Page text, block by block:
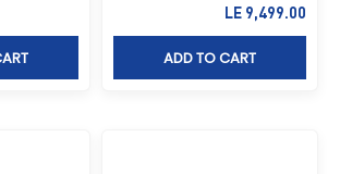
السعر بعد الخصم
LE 9,499.00
ADD TO CART